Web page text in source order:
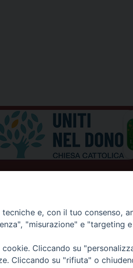
Rue Mgr de Sales 3/A
tel. 0165.238515 | fax:
e, con il tuo consenso,
"misurazione" e "targeting
Cliccando su
Cliccando su "rifiuta" o